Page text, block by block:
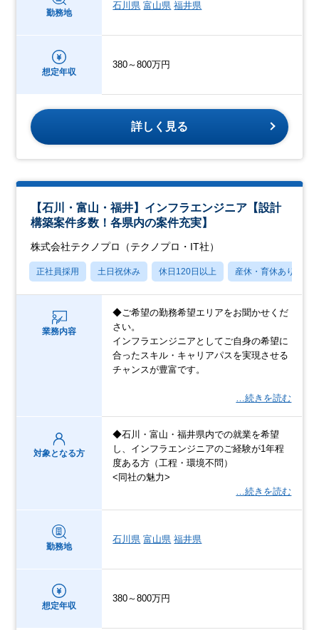
勤務地
石川県 富山県 福井県
想定年収
380～800万円
詳しく見る
【石川・富山・福井】インフラエンジニア【設計
構築案件多数！各県内の案件充実】
株式会社テクノプロ（テクノプロ・IT社）
正社員採用 土日祝休み 休日120日以上 産休・育休あり
業務内容
◆ご希望の勤務希望エリアをお聞かせくだ
さい。
インフラエンジニアとしてご自身の希望に
合ったスキル・キャリアパスを実現させる
チャンスが豊富です。
…続きを読む
対象となる方
◆石川・富山・福井県内での就業を希望
し、インフラエンジニアのご経験が1年程
度ある方（工程・環境不問）
<同社の魅力>
…続きを読む
勤務地
石川県 富山県 福井県
想定年収
380～800万円